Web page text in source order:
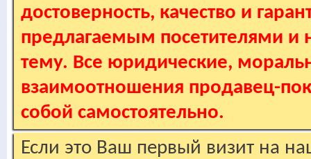
достоверность, качество и
предлагаемым посетителями и
тему. Все юридические,
взаимоотношения продавец-
собой самостоятельно.
Если это Ваш первый визит на